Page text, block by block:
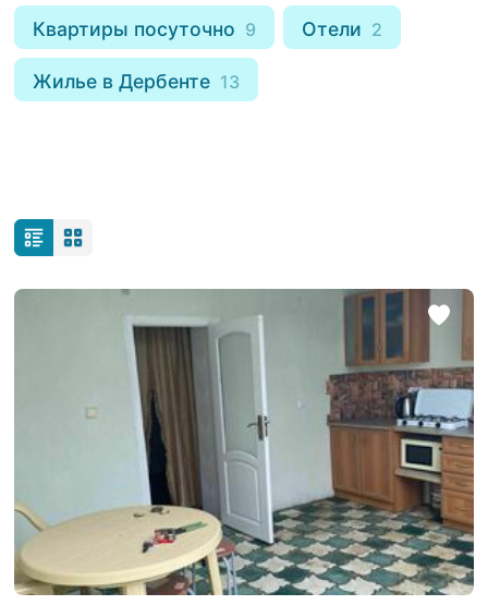
Квартиры посуточно 9 Отели 2
Жилье в Дербенте 13